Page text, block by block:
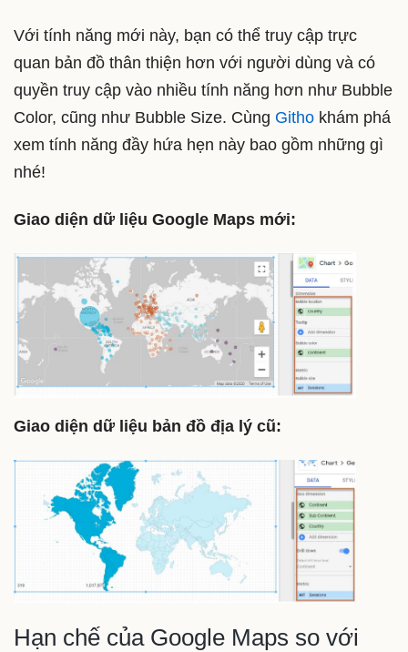
Với tính năng mới này, bạn có thể truy cập trực
quan bản đồ thân thiện hơn với người dùng và có
quyền truy cập vào nhiều tính năng hơn như Bubble
Color, cũng như Bubble Size. Cùng Githo khám phá
xem tính năng đầy hứa hẹn này bao gồm những gì
nhé!
Giao diện dữ liệu Google Maps mới:
Giao diện dữ liệu bản đồ địa lý cũ:
Hạn chế của Google Maps so với